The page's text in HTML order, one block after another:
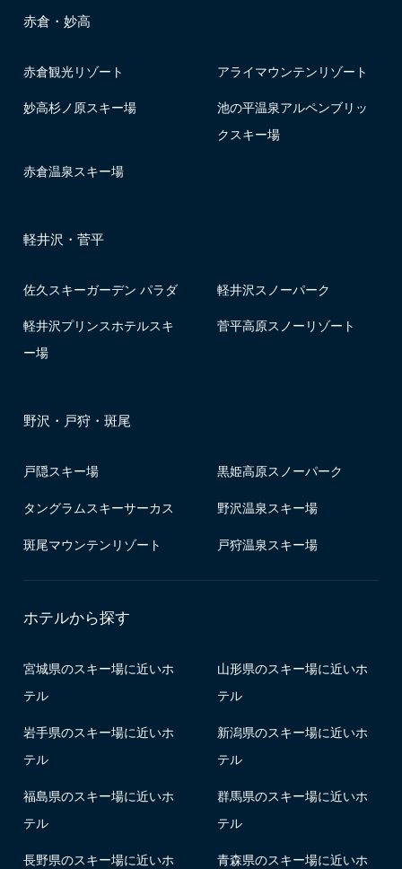
赤倉・妙高
赤倉観光リゾート アライマウンテンリゾート
妙高杉ノ原スキー場
池の平温泉アルペンブリッ
クスキー場
赤倉温泉スキー場
軽井沢・菅平
佐久スキーガーデン パラダ 軽井沢スノーパーク
軽井沢プリンスホテルスキ
ー場
菅平高原スノーリゾート
野沢・戸狩・斑尾
戸隠スキー場 黒姫高原スノーパーク
タングラムスキーサーカス 野沢温泉スキー場
斑尾マウンテンリゾート 戸狩温泉スキー場
ホテルから探す
宮城県のスキー場に近いホ
テル
山形県のスキー場に近いホ
テル
岩手県のスキー場に近いホ
テル
新潟県のスキー場に近いホ
テル
福島県のスキー場に近いホ
テル
群馬県のスキー場に近いホ
テル
長野県のスキー場に近いホ
青森県のスキー場に近いホ